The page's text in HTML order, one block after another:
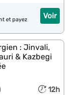
Voir
et payez
: Jinvali,
& Kazbegi
12h